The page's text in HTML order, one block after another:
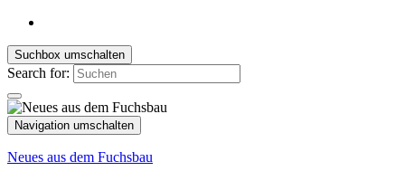
Suchbox umschalten
Search for:
Navigation umschalten
Neues aus dem Fuchsbau